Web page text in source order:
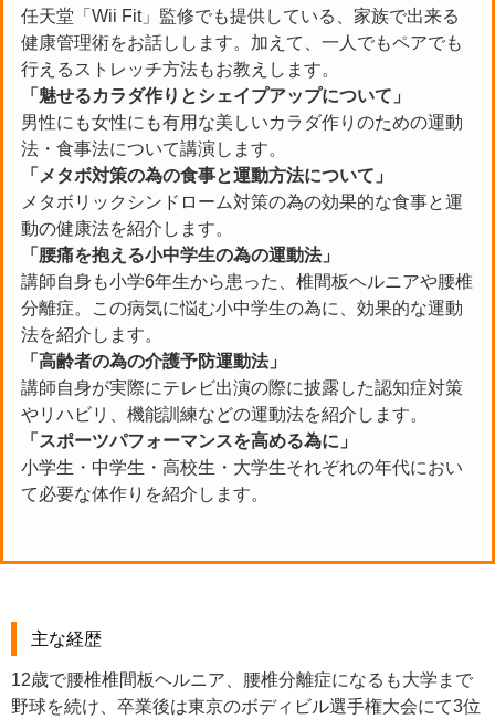
任天堂「Wii Fit」監修でも提供している、家族で出来る
健康管理術をお話しします。加えて、一人でもペアでも
行えるストレッチ方法もお教えします。
「魅せるカラダ作りとシェイプアップについて」
男性にも女性にも有用な美しいカラダ作りのための運動
法・食事法について講演します。
「メタボ対策の為の食事と運動方法について」
メタボリックシンドローム対策の為の効果的な食事と運
動の健康法を紹介します。
「腰痛を抱える小中学生の為の運動法」
講師自身も小学6年生から患った、椎間板ヘルニアや腰椎
分離症。この病気に悩む小中学生の為に、効果的な運動
法を紹介します。
「高齢者の為の介護予防運動法」
講師自身が実際にテレビ出演の際に披露した認知症対策
やリハビリ、機能訓練などの運動法を紹介します。
「スポーツパフォーマンスを高める為に」
小学生・中学生・高校生・大学生それぞれの年代におい
て必要な体作りを紹介します。
主な経歴
12歳で腰椎椎間板ヘルニア、腰椎分離症になるも大学まで
野球を続け、卒業後は東京のボディビル選手権大会にて3位